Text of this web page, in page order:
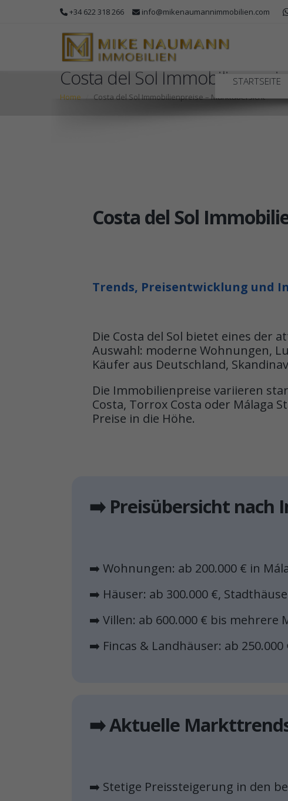
+34 622 318 266 info@mikenaumannimmobilien.com
STARTSEITE
Costa del Sol
Home Costa del Sol Immobilienpreise – Marktübersicht
Costa del Sol
Trends, Preisentwicklung und
Die Costa del Sol bietet eines der
Auswahl: moderne Wohnungen,
Käufer aus Deutschland,
Die Immobilienpreise variieren
Costa, Torrox Costa oder Málaga
Preise in die Höhe.
➡️ Preisübersicht nach
➡️ Wohnungen: ab 200.000 € in
➡️ Häuser: ab 300.000 €,
➡️ Villen: ab 600.000 € bis mehrere
➡️ Fincas & Landhäuser: ab
➡️ Aktuelle
➡️ Stetige Preissteigerung in den